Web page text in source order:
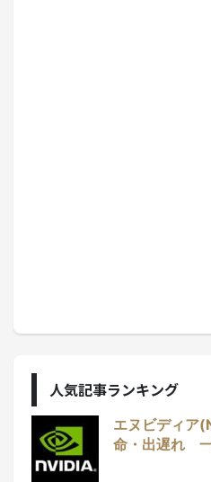
人気記事ランキング
エヌビディ
命・出遅れ